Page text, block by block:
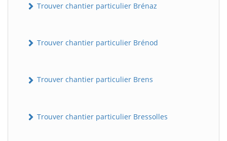
Trouver chantier particulier Brénaz
Trouver chantier particulier Brénod
Trouver chantier particulier Brens
Trouver chantier particulier Bressolles